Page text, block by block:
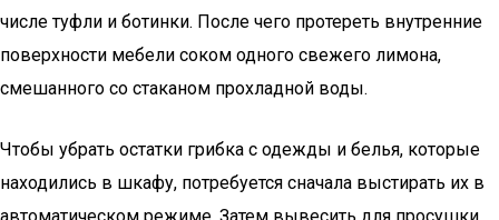
числе туфли и ботинки. После чего протереть внутренние
поверхности мебели соком одного свежего лимона,
смешанного со стаканом прохладной воды.
Чтобы убрать остатки грибка с одежды и белья, которые
находились в шкафу, потребуется сначала выстирать их в